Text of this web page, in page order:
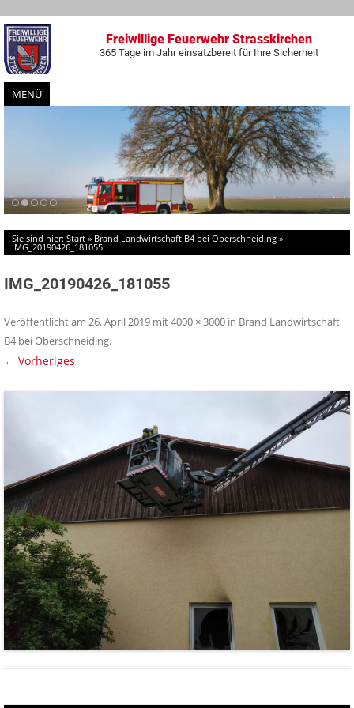
Freiwillige Feuerwehr Strasskirchen
365 Tage im Jahr einsatzbereit für Ihre Sicherheit
MENÜ
Zum
Inhalt
springen
Sie sind hier: Start » Brand Landwirtschaft B4 bei Oberschneiding »
IMG_20190426_181055
IMG_20190426_181055
Veröffentlicht am 26. April 2019 mit4000 × 3000 in Brand Landwirtschaft
B4 bei Oberschneiding.
← Vorheriges